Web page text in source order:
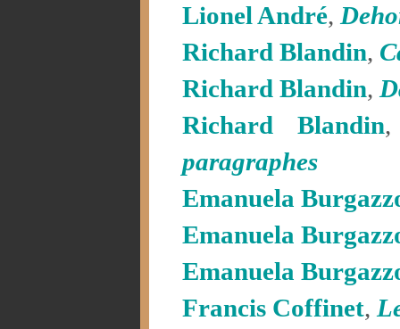
Lionel André,
Richard Blandin,
Richard Blandin,
Richard Blandin
paragraphes
Emanuela
Emanuela
Emanuela
Francis Coffinet,